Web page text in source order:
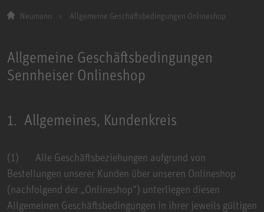
Neumann Allgemeine Geschäftsbedingungen Onlineshop
Allgemeine Geschäftsbedingungen
Sennheiser Onlineshop
1. Allgemeines, Kundenkreis
(1) Alle Geschäftsbeziehungen aufgrund von
Bestellungen unserer Kunden über unseren Onlineshop
(nachfolgend der „Onlineshop“) unterliegen diesen
Allgemeinen Geschäftsbedingungen in ihrer jeweils gültigen